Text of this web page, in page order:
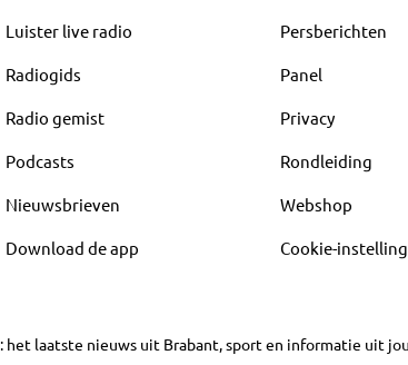
Luister live radio
Radiogids
Radio gemist
Podcasts
Nieuwsbrieven
Download de app
Persberichten
Panel
Privacy
Rondleiding
Webshop
Cookie-
het laatste nieuws uit Brabant, sport en informatie uit